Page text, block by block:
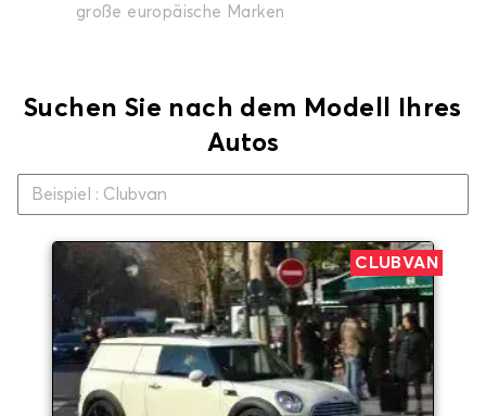
große europäische Marken
Suchen Sie nach dem Modell Ihres
Autos
CLUBVAN